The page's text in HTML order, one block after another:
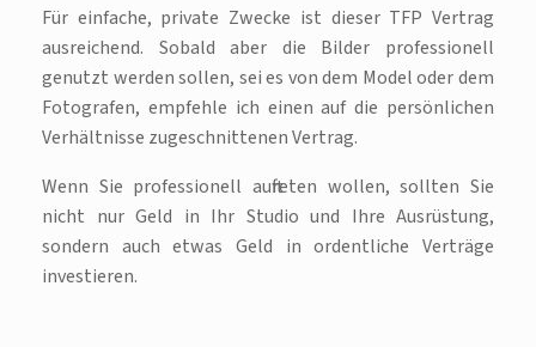
Für einfache, private Zwecke ist dieser TFP Vertrag
ausreichend. Sobald aber die Bilder professionell
genutzt werden sollen, sei es von dem Model oder dem
Fotografen, empfehle ich einen auf die persönlichen
Verhältnisse zugeschnittenen Vertrag.
Wenn Sie professionell auftreten wollen, sollten Sie
nicht nur Geld in Ihr Studio und Ihre Ausrüstung,
sondern auch etwas Geld in ordentliche Verträge
investieren.